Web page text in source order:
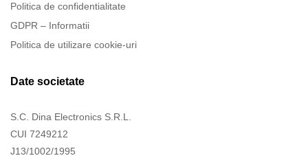
Politica de confidentialitate
GDPR – Informatii
Politica de utilizare cookie-uri
Date societate
S.C. Dina Electronics S.R.L.
CUI 7249212
J13/1002/1995